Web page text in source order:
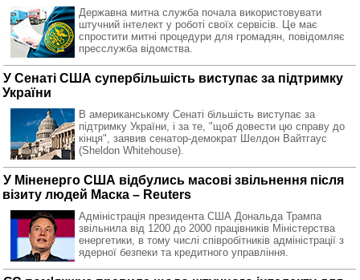
Державна митна служба почала використовувати
штучний інтелект у роботі своїх сервісів. Це має
спростити митні процедури для громадян, повідомляє
пресслужба відомства.
У Сенаті США супербільшість виступає за підтримку
України
В американському Сенаті більшість виступає за
підтримку України, і за те, "щоб довести цю справу до
кінця", заявив сенатор-демократ Шелдон Вайтгаус
(Sheldon Whitehouse).
У Міненерго США відбулись масові звільнення після
візиту людей Маска – Reuters
Адміністрація президента США Дональда Трампа
звільнила від 1200 до 2000 працівників Міністерства
енергетики, в тому числі співробітників адміністрації з
ядерної безпеки та кредитного управління.